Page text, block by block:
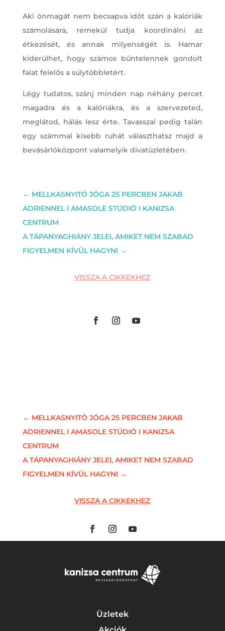
Aki önmagát nem becsapva időt szán a kalóriák
számolására, remekül tudja koordinálni az
étkezését, és annak milyenségét is. Hamar
kiderülhet, hogy számos bűntelennek gondolt
falat felelős a súlytöbbletért.
Légy tudatos, szánj minden nap néhány percet
magadra és a kalóriákra, és a szervezeted,
meglátod, hálás lesz érte. Tavasszal pedig talán
egy számmal kisebb ruhát választhatsz majd a
bevásárlóközpont valamelyik divatüzletében.
← MELLKASNYITÓ JÓGA 25 PERCBEN JAKAB
ADRIENNEL I AMASOLE STÚDIÓ I KANIZSA
CENTRUM
A TÁPANYAGHIÁNY JELEI, AMIKET NEM SZABAD
FIGYELMEN KÍVÜL HAGYNI→
VISSZA A CIKKEKHEZ
← MELLKASNYITÓ JÓGA 25 PERCBEN JAKAB
ADRIENNEL I AMASOLE STÚDIÓ I KANIZSA
CENTRUM
A TÁPANYAGHIÁNY JELEI, AMIKET NEM SZABAD
FIGYELMEN KÍVÜL HAGYNI→
VISSZA A CIKKEKHEZ
Üzletek